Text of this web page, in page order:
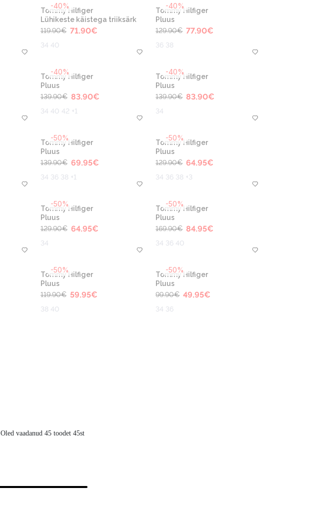
-40%
Tommy Hilfiger
Lühikeste käistega triiksärk
119.90€ 71.90€
34 40
-40%
Tommy Hilfiger
Pluus
129.90€ 77.90€
36 38
-40%
Tommy Hilfiger
Pluus
139.90€ 83.90€
34 40 42 +1
-40%
Tommy Hilfiger
Pluus
139.90€ 83.90€
34
-50%
Tommy Hilfiger
Pluus
139.90€ 69.95€
34 36 38 +1
-50%
Tommy Hilfiger
Pluus
129.90€ 64.95€
34 36 38 +3
-50%
Tommy Hilfiger
Pluus
129.90€ 64.95€
34
-50%
Tommy Hilfiger
Pluus
169.90€ 84.95€
34 36 40
-50%
Tommy Hilfiger
Pluus
119.90€ 59.95€
38 40
-50%
Tommy Hilfiger
Pluus
99.90€ 49.95€
34 36
Oled vaadanud 45 toodet 45st